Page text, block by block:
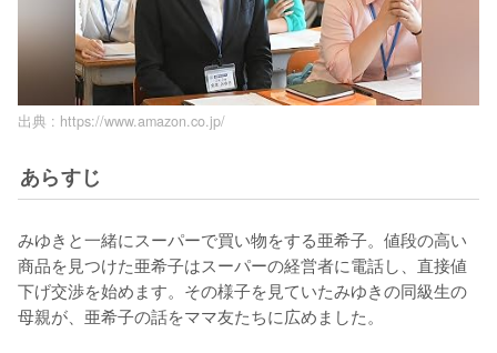
出典 : https://www.amazon.co.jp/
あらすじ
みゆきと一緒にスーパーで買い物をする亜希子。値段の高い
商品を見つけた亜希子はスーパーの経営者に電話し、直接値
下げ交渉を始めます。その様子を見ていたみゆきの同級生の
母親が、亜希子の話をママ友たちに広めました。